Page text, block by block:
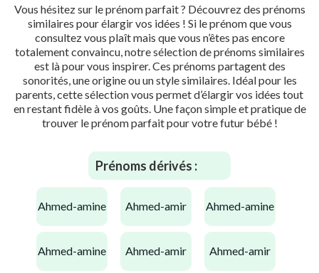
Vous hésitez sur le prénom parfait ? Découvrez des prénoms
similaires pour élargir vos idées ! Si le prénom que vous
consultez vous plaît mais que vous n’êtes pas encore
totalement convaincu, notre sélection de prénoms similaires
est là pour vous inspirer. Ces prénoms partagent des
sonorités, une origine ou un style similaires. Idéal pour les
parents, cette sélection vous permet d’élargir vos idées tout
en restant fidèle à vos goûts. Une façon simple et pratique de
trouver le prénom parfait pour votre futur bébé !
Prénoms dérivés :
ahmed-amine ahmed-amir ahmed-amine
ahmed-amine ahmed-amir ahmed-amir